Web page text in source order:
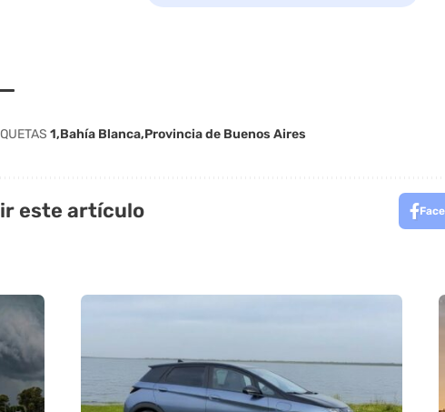
1 Bahía Blanca Provincia de Buenos Aires
este artículo